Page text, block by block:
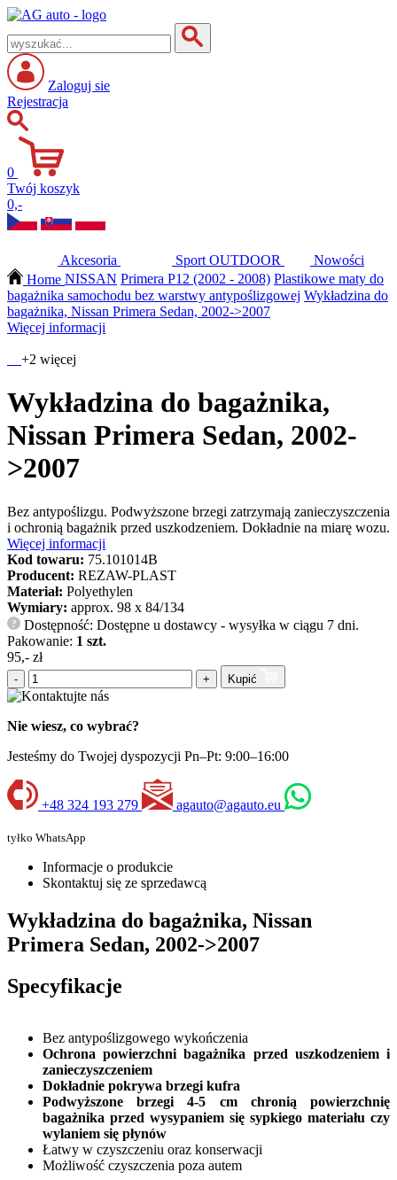
Zaloguj sie
Rejestracja
0
Twój koszyk
0,-
Akcesoria Sport OUTDOOR
Nowości
Home NISSAN Primera P12 (2002 - 2008) Plastikowe maty do
bagażnika samochodu bez warstwy antypoślizgowej Wykładzina do
bagażnika, Nissan Primera Sedan, 2002->2007
Więcej informacji
+2 więcej
Wykładzina do bagażnika,
Nissan Primera Sedan, 2002-
>2007
Bez antypoślizgu. Podwyższone brzegi zatrzymają zanieczyszczenia
i ochronią bagażnik przed uszkodzeniem. Dokładnie na miarę wozu.
Więcej informacji
Kod towaru: 75.101014B
Producent: REZAW-PLAST
Materiał: Polyethylen
Wymiary: approx. 98 x 84/134
?
Dostępność: Dostępne u dostawcy - wysyłka w ciągu 7 dni.
Pakowanie: 1 szt.
95,- zł
- + Kupić
Nie wiesz, co wybrać?
Jesteśmy do Twojej dyspozycji Pn–Pt: 9:00–16:00
+48 324 193 279 agauto@agauto.eu
tyłko WhatsApp
Informacje o produkcie
Skontaktuj się ze sprzedawcą
Wykładzina do bagażnika, Nissan
Primera Sedan, 2002->2007
Specyfikacje
Bez antypoślizgowego wykończenia
Ochrona powierzchni bagażnika przed uszkodzeniem i
zanieczyszczeniem
Dokładnie pokrywa brzegi kufra
Podwyższone brzegi 4-5 cm chronią powierzchnię
bagażnika przed wysypaniem się sypkiego materiału czy
wylaniem się płynów
Łatwy w czyszczeniu oraz konserwacji
Możliwość czyszczenia poza autem